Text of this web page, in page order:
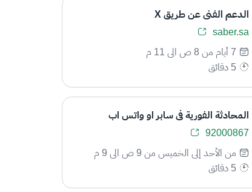
الدعم الفني عن طريق X
saber.sa
7 أيام من 8 ص الى 11 م
5 دقائق
المحادثة الفورية في سابر او واتس اب
92000867
من الأحد إلى الخميس من 9 ص الى 9 م
5 دقائق